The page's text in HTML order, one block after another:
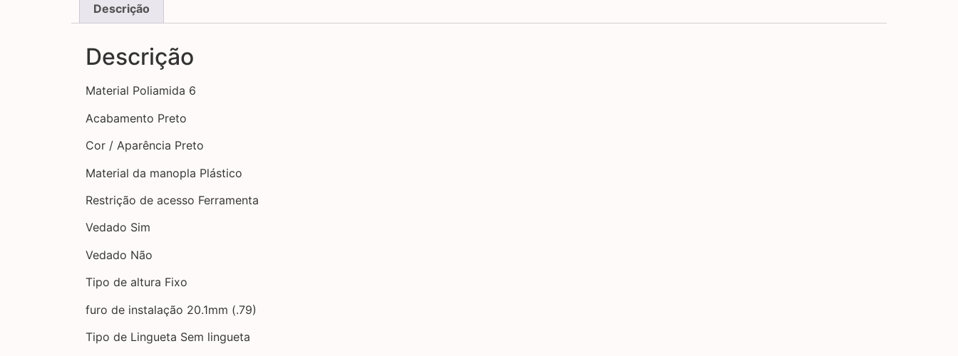
Descrição
Descrição
Material Poliamida 6
Acabamento Preto
Cor / Aparência Preto
Material da manopla Plástico
Restrição de acesso Ferramenta
Vedado Sim
Vedado Não
Tipo de altura Fixo
furo de instalação 20.1mm (.79)
Tipo de Lingueta Sem lingueta